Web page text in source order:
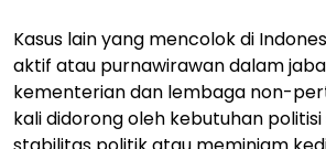
Kasus lain yang mencolok di
aktif atau purnawirawan dalam
kementerian dan lembaga non-
kali didorong oleh kebutuhan